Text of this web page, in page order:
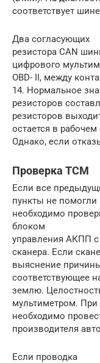
соответствует
Два согласующих
резистора CAN
цифрового
OBD- II, между
14. Нормальное
резисторов
резисторов
остается в
Однако, если
Проверка TCM
Если все
пункты не
необходимо
блоком
управления АКПП
сканера. Если
выяснение
соответствующее
землю.
мультиметром.
необходимо
производителя
Если проводка